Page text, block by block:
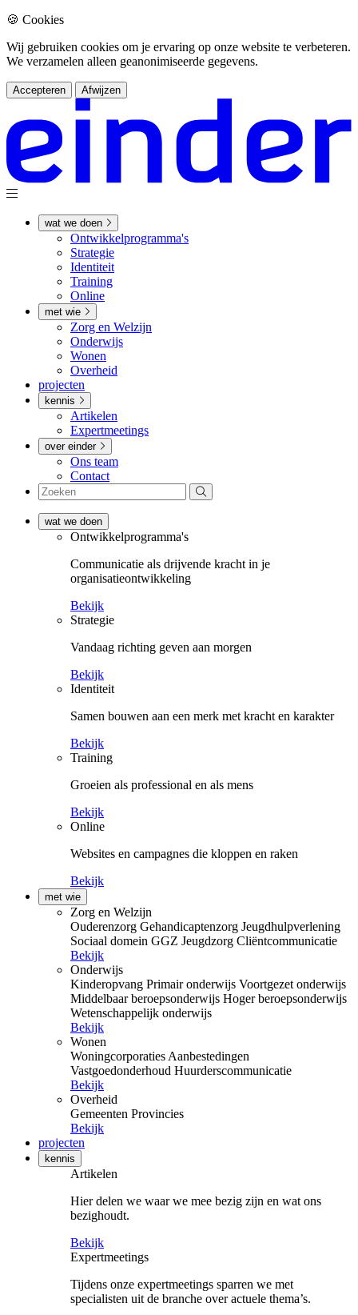
🍪 Cookies
Wij gebruiken cookies om je ervaring op onze website te verbeteren.
We verzamelen alleen geanonimiseerde gegevens.
Accepteren Afwijzen
wat we doen
Ontwikkel­­programma's
Strategie
Identiteit
Training
Online
met wie
Zorg en Welzijn
Onderwijs
Wonen
Overheid
projecten
kennis
Artikelen
Expertmeetings
over einder
Ons team
Contact
wat we doen
Ontwikkel­­programma's
Communicatie als drijvende kracht in je
organisatieontwikkeling
Bekijk
Strategie
Vandaag richting geven aan morgen
Bekijk
Identiteit
Samen bouwen aan een merk met kracht en karakter
Bekijk
Training
Groeien als professional en als mens
Bekijk
Online
Websites en campagnes die kloppen en raken
Bekijk
met wie
Zorg en Welzijn
Ouderenzorg Gehandicaptenzorg Jeugdhulpverlening
Sociaal domein GGZ Jeugdzorg Cliëntcommunicatie
Bekijk
Onderwijs
Kinderopvang Primair onderwijs Voortgezet onderwijs
Middelbaar beroepsonderwijs Hoger beroepsonderwijs
Wetenschappelijk onderwijs
Bekijk
Wonen
Woningcorporaties Aanbestedingen
Vastgoedonderhoud Huurderscommunicatie
Bekijk
Overheid
Gemeenten Provincies
Bekijk
projecten
kennis
Artikelen
Hier delen we waar we mee bezig zijn en wat ons
bezighoudt.
Bekijk
Expertmeetings
Tijdens onze expertmeetings sparren we met
specialisten uit de branche over actuele thema’s.